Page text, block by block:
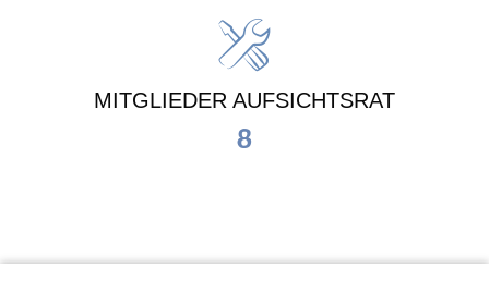
MITGLIEDER AUFSICHTSRAT
8